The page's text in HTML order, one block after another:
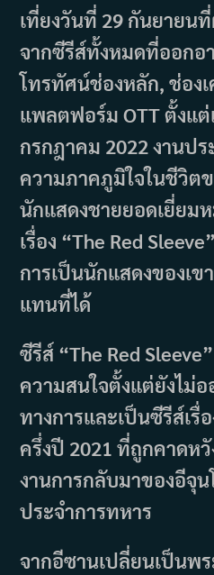
เที่ยงวันที่ 29 กันยายน
จากซีรีส์ทั้งหมดที่ออกอ
โทรทัศน์ช่องหลัก, ช่องเ
แพลตฟอร์ม OTT ตั้งแ
กรกฎาคม 2022 งานป
ความภาคภูมิใจในชีวิต
นักแสดงชายยอดเยี่ยม
เรื่อง “The Red
การเป็นนักแสดงของเข
แทนที่ได้
ซีรีส์ “The Red
ความสนใจตั้งแต่ยังไม่
ทางการและเป็นซีรีส์เ
ครึ่งปี 2021 ที่ถูกคาดห
งานการกลับมาของอีจุ
ประจำการทหาร
จากอีซานเปลี่ยนเป็นพร